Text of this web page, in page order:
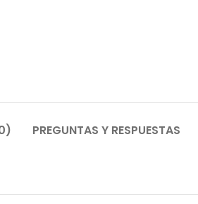
PREGUNTAS Y RESPUESTAS